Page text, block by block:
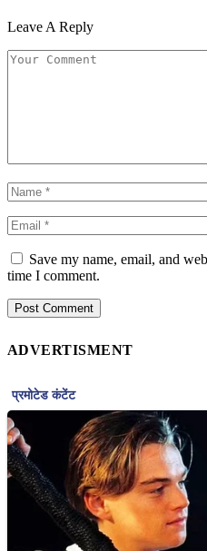
Leave A Reply
Save my name, email, and
time I comment.
ADVERTISMENT